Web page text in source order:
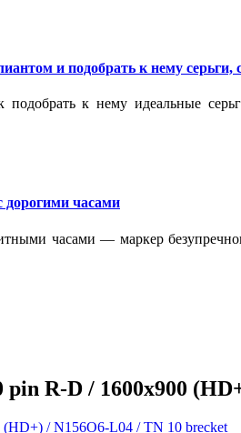
и подобрать к нему
к нему идеальные
дорогими часами
часами — маркер
R-D / 1600x900